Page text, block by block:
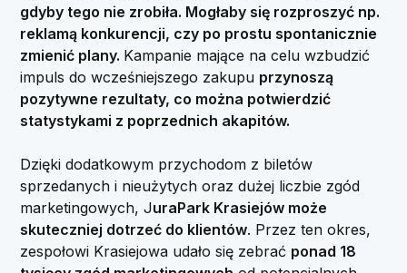
gdyby tego nie zrobiła. Mogłaby się rozproszyć np.
reklamą konkurencji, czy po prostu spontanicznie
zmienić plany. Kampanie mające na celu wzbudzić
impuls do wcześniejszego zakupu przynoszą
pozytywne rezultaty, co można potwierdzić
statystykami z poprzednich akapitów.
Dzięki dodatkowym przychodom z biletów
sprzedanych i nieużytych oraz dużej liczbie zgód
marketingowych, JuraPark Krasiejów może
skuteczniej dotrzeć do klientów. Przez ten okres,
zespołowi Krasiejowa udało się zebrać ponad 18